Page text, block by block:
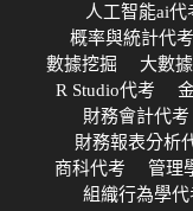
人工智能ai代
概率與統計代考
數據挖掘
大數
R Studio代考
財務會計代考
財務報表分析
商科代考
管理
組織行為學代